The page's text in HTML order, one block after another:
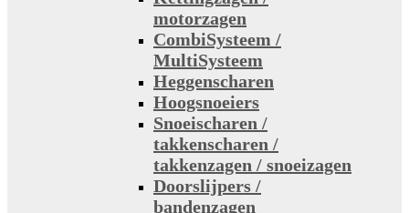
motorzagen
CombiSysteem /
MultiSysteem
Heggenscharen
Hoogsnoeiers
Snoeischaren /
takkenscharen /
takkenzagen / snoeizagen
Doorslijpers /
bandenzagen